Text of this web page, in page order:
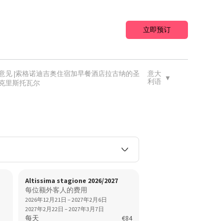
立即预订
见 |索格诺迪吉奥住宿加早餐酒店拉古纳的圣
里斯托瓦尔
意大
利语 ▾
Altissima stagione 2026/2027
每位额外客人的费用
2026年12月21日 – 2027年2月6日
2027年2月22日 – 2027年3月7日
每天 €84